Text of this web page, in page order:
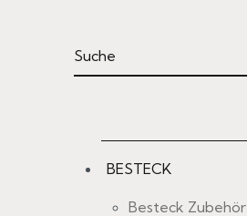
BESTECK
Besteck Zubehör